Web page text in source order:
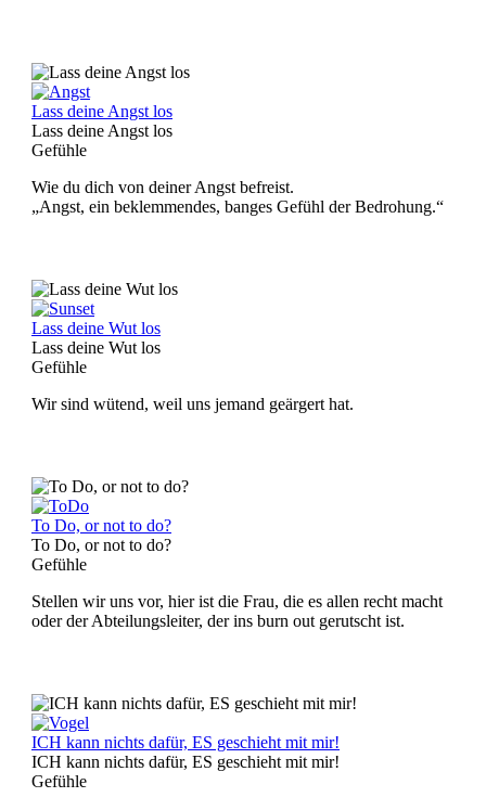
Lass deine Angst los
Lass deine Angst los
Gefühle
Wie du dich von deiner Angst befreist.
„Angst, ein beklemmendes, banges Gefühl der Bedrohung.“
Lass deine Wut los
Lass deine Wut los
Gefühle
Wir sind wütend, weil uns jemand geärgert hat.
To Do, or not to do?
To Do, or not to do?
Gefühle
Stellen wir uns vor, hier ist die Frau, die es allen recht macht
oder der Abteilungsleiter, der ins burn out gerutscht ist.
ICH kann nichts dafür, ES geschieht mit mir!
ICH kann nichts dafür, ES geschieht mit mir!
Gefühle